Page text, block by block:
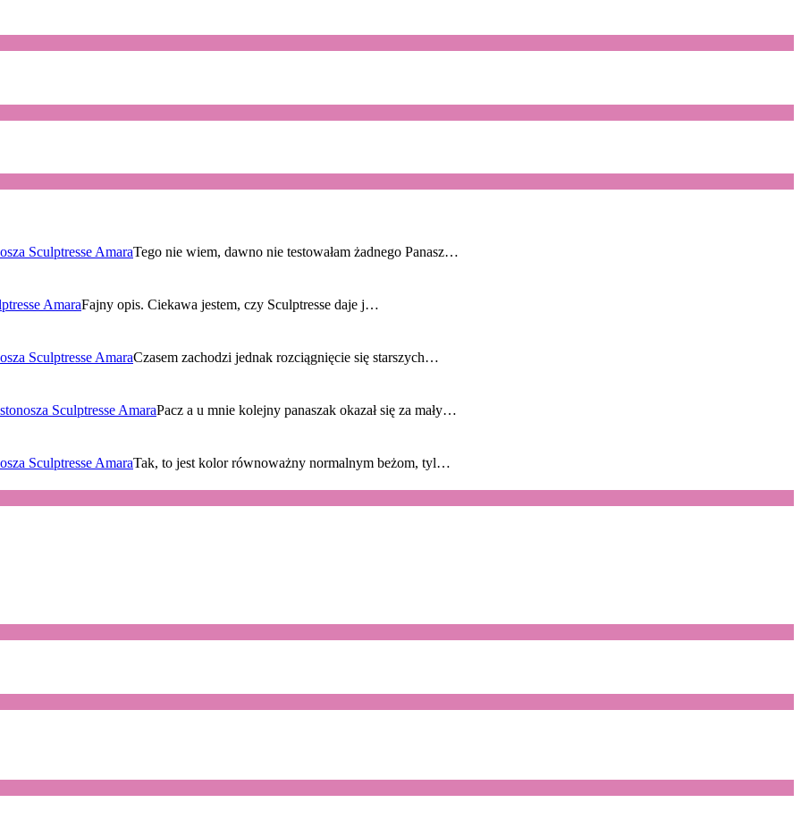
Sculptresse AmaraTego nie wiem, dawno nie testowałam żadnego Panasz…
AmaraFajny opis. Ciekawa jestem, czy Sculptresse daje j…
Sculptresse AmaraCzasem zachodzi jednak rozciągnięcie się starszych…
Sculptresse AmaraPacz a u mnie kolejny panaszak okazał się za mały…
Sculptresse AmaraTak, to jest kolor równoważny normalnym beżom, tyl…